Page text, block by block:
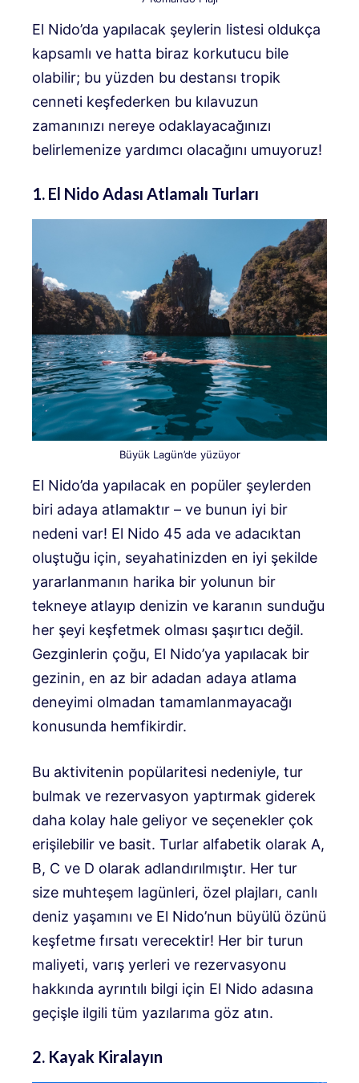
El Nido’da yapılacak şeylerin listesi oldukça
kapsamlı ve hatta biraz korkutucu bile
olabilir; bu yüzden bu destansı tropik
cenneti keşfederken bu kılavuzun
zamanınızı nereye odaklayacağınızı
belirlemenize yardımcı olacağını umuyoruz!
1. El Nido Adası Atlamalı Turları
Büyük Lagün’de yüzüyor
El Nido’da yapılacak en popüler şeylerden
biri adaya atlamaktır – ve bunun iyi bir
nedeni var! El Nido 45 ada ve adacıktan
oluştuğu için, seyahatinizden en iyi şekilde
yararlanmanın harika bir yolunun bir
tekneye atlayıp denizin ve karanın sunduğu
her şeyi keşfetmek olması şaşırtıcı değil.
Gezginlerin çoğu, El Nido’ya yapılacak bir
gezinin, en az bir adadan adaya atlama
deneyimi olmadan tamamlanmayacağı
konusunda hemfikirdir.
Bu aktivitenin popülaritesi nedeniyle, tur
bulmak ve rezervasyon yaptırmak giderek
daha kolay hale geliyor ve seçenekler çok
erişilebilir ve basit. Turlar alfabetik olarak A,
B, C ve D olarak adlandırılmıştır. Her tur
size muhteşem lagünleri, özel plajları, canlı
deniz yaşamını ve El Nido’nun büyülü özünü
keşfetme fırsatı verecektir! Her bir turun
maliyeti, varış yerleri ve rezervasyonu
hakkında ayrıntılı bilgi için El Nido adasına
geçişle ilgili tüm yazılarıma göz atın.
2. Kayak Kiralayın